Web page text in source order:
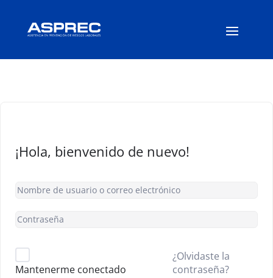
¡Hola, bienvenido de nuevo!
Mantenerme conectado
¿Olvidaste la
contraseña?